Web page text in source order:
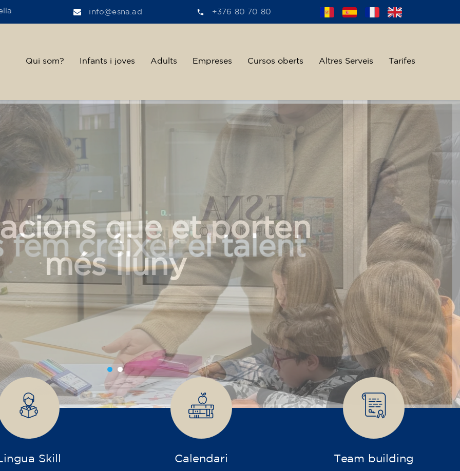
info@esna.ad +376 80 70 80
Qui som? Infants i joves Adults Empreses Cursos oberts Altres Serveis Tarifes
fem créixer el talent
Skill Calendari Team building